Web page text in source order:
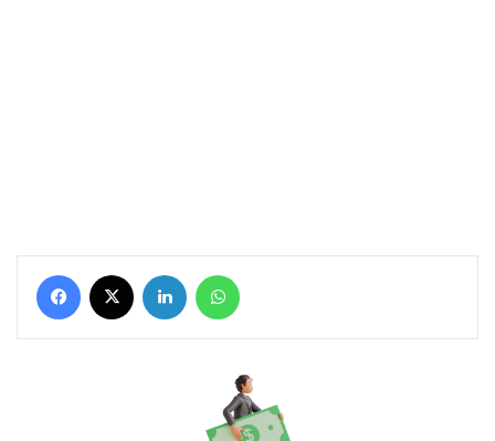
Facebook Linkedin